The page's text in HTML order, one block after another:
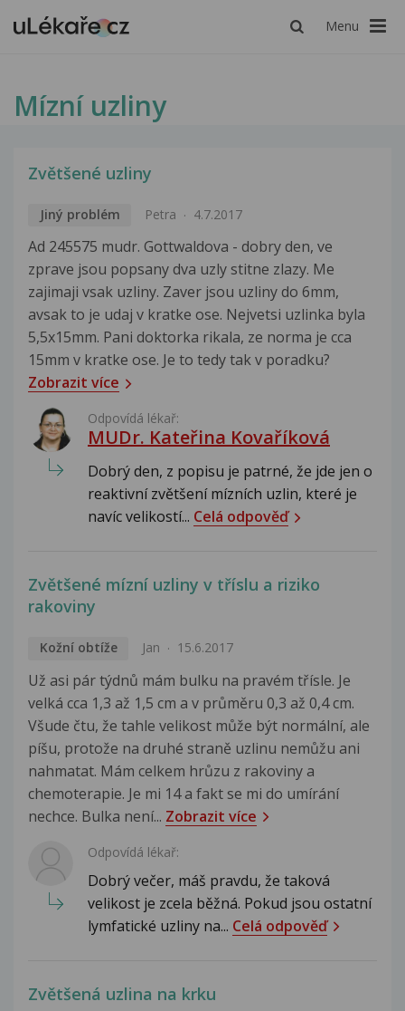
Menu
Mízní uzliny
Zvětšené uzliny
Jiný problém Petra 4.7.2017
Ad 245575 mudr. Gottwaldova - dobry den, ve
zprave jsou popsany dva uzly stitne zlazy. Me
zajimaji vsak uzliny. Zaver jsou uzliny do 6mm,
avsak to je udaj v kratke ose. Nejvetsi uzlinka byla
5,5x15mm. Pani doktorka rikala, ze norma je cca
15mm v kratke ose. Je to tedy tak v poradku?
Zobrazit více
Odpovídá lékař:
MUDr. Kateřina Kovaříková
Dobrý den, z popisu je patrné, že jde jen o
reaktivní zvětšení mízních uzlin, které je
navíc velikostí... Celá odpověď
Zvětšené mízní uzliny v tříslu a riziko
rakoviny
Kožní obtíže Jan 15.6.2017
Už asi pár týdnů mám bulku na pravém třísle. Je
velká cca 1,3 až 1,5 cm a v průměru 0,3 až 0,4 cm.
Všude čtu, že tahle velikost může být normální, ale
píšu, protože na druhé straně uzlinu nemůžu ani
nahmatat. Mám celkem hrůzu z rakoviny a
chemoterapie. Je mi 14 a fakt se mi do umírání
nechce. Bulka není... Zobrazit více
Odpovídá lékař:
Dobrý večer, máš pravdu, že taková
velikost je zcela běžná. Pokud jsou ostatní
lymfatické uzliny na... Celá odpověď
Zvětšená uzlina na krku